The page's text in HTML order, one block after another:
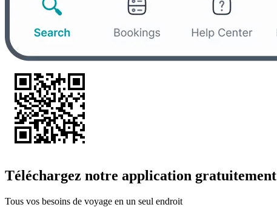
Téléchargez notre application gratuitement
Tous vos besoins de voyage en un seul endroit